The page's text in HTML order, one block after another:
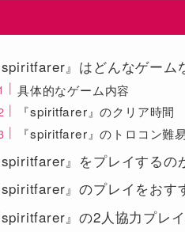
spiritfarer』はどんなゲーム
具体的なゲーム内容
『spiritfarer』のクリア時間
『spiritfarer』のトロコン難
spiritfarer』をプレイするの
spiritfarer』のプレイをおす
spiritfarer』の2人協力プレ